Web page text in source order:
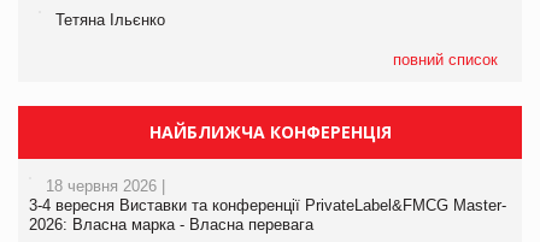
Тетяна Ільєнко
повний список
НАЙБЛИЖЧА КОНФЕРЕНЦІЯ
18 червня 2026 |
3-4 вересня Виставки та конференції PrivateLabel&FMCG Master-
2026: Власна марка - Власна перевага